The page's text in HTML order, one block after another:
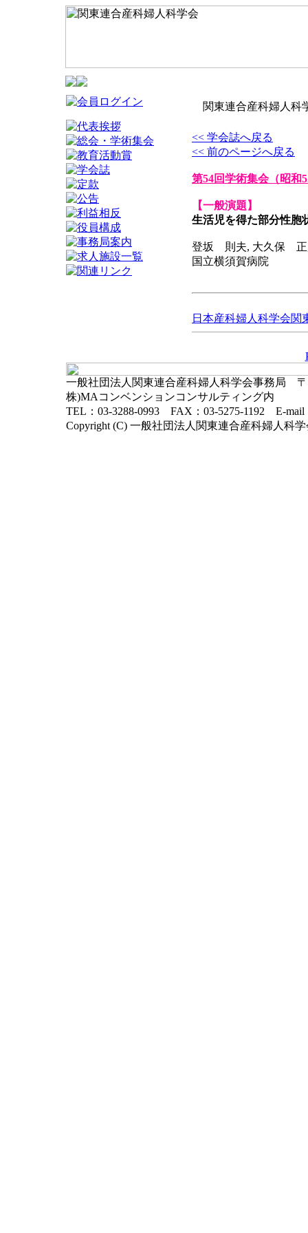
関東連合産科婦人科
<< 学会誌へ戻る
<< 前のページへ戻る
第54回学術集会（昭和
【一般演題】
生活児を得た部分性胞
登坂 則夫, 大久保
国立横須賀病院
日本産科婦人科学会関
一般社団法人関東連合産科婦人科学会事務局 〒
株)MAコンベンションコンサルティング内
TEL：03-3288-0993 FAX：03-5275-1192 E-mail
Copyright (C) 一般社団法人関東連合産科婦人科